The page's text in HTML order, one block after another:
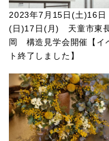
2023年7月15日(土)16日
(日)17日(月) 天童市東
岡 構造見学会開催【イ
ト終了しました】